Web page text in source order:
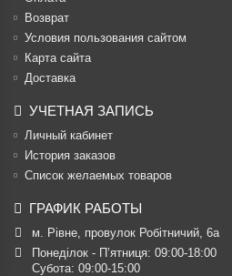
Возврат
Условия пользования сайтом
Карта сайта
Доставка
УЧЕТНАЯ ЗАПИСЬ
Личный кабинет
История заказов
Список желаемых товаров
ГРАФИК РАБОТЫ
м. Рівне, провулок Робітничий, 6а
Понеділок - П’ятниця: 09:00-18:00
Субота: 09:00-15:00